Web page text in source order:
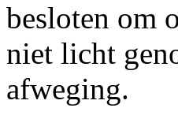
besloten om
niet licht
afweging.